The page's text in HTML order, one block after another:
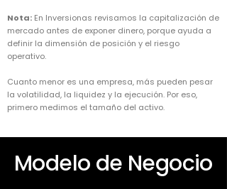
Nota: En Inversionas revisamos la capitalización de
mercado antes de exponer dinero, porque ayuda a
definir la dimensión de posición y el riesgo
operativo.
Cuanto menor es una empresa, más pueden pesar
la volatilidad, la liquidez y la ejecución. Por eso,
primero medimos el tamaño del activo.
Modelo de Negocio